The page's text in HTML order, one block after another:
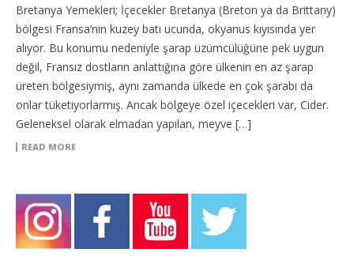
Bretanya Yemekleri; İçecekler Bretanya (Breton ya da Brittany)
bölgesi Fransa’nın kuzey batı ucunda, okyanus kıyısında yer
alıyor. Bu konumu nedeniyle şarap üzümcülüğüne pek uygun
değil, Fransız dostların anlattığına göre ülkenin en az şarap
üreten bölgesiymiş, aynı zamanda ülkede en çok şarabı da
onlar tüketiyorlarmış. Ancak bölgeye özel içecekleri var, Cider.
Geleneksel olarak elmadan yapılan, meyve […]
READ MORE